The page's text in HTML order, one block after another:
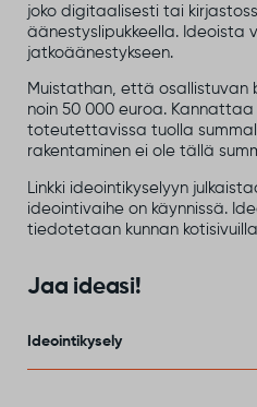
joko digitaalisesti tai
äänestyslipukkeella. Ideoista
jatkoäänestykseen.
Muistathan, että osallistuvan
noin 50 000 euroa.
toteutettavissa tuolla
rakentaminen ei ole tällä
Linkki ideointikyselyyn
ideointivaihe on käynnissä.
tiedotetaan kunnan
Jaa ideasi!
Ideointikysely